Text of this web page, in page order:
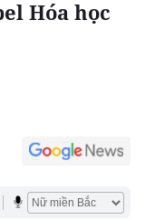
Hóa học